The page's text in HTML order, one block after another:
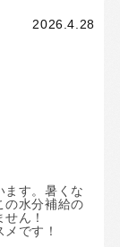
2026.4.28
ます。暑くな
の水分補給の
ん！
です！